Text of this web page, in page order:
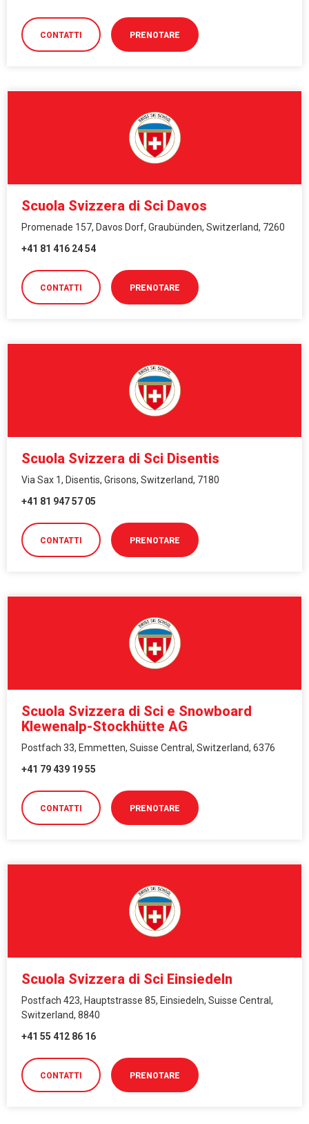
CONTATTI PRENOTARE
Scuola Svizzera di Sci Davos
Promenade 157, Davos Dorf, Graubünden, Switzerland, 7260
+41 81 416 24 54
CONTATTI PRENOTARE
Scuola Svizzera di Sci Disentis
Via Sax 1, Disentis, Grisons, Switzerland, 7180
+41 81 947 57 05
CONTATTI PRENOTARE
Scuola Svizzera di Sci e Snowboard
Klewenalp-Stockhütte AG
Postfach 33, Emmetten, Suisse Central, Switzerland, 6376
+41 79 439 19 55
CONTATTI PRENOTARE
Scuola Svizzera di Sci Einsiedeln
Postfach 423, Hauptstrasse 85, Einsiedeln, Suisse Central,
Switzerland, 8840
+41 55 412 86 16
CONTATTI PRENOTARE